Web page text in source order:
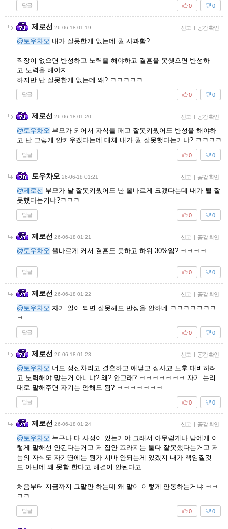
답글 0
0
제로선 26-06-18 01:19 신고 | 공감 확인
@토우차오 내가 잘못한게 없는데 뭘 사과함?
직장이 없으면 반성하고 노력을 해야하고 결혼을 못햇으면 반성하
고 노력을 해야지
하지만 난 잘못한게 없는데 왜? ㅋㅋㅋㅋㅋ
답글 0
0
제로선 26-06-18 01:20 신고 | 공감 확인
@토우차오 부모가 되어서 자식들 패고 잘못키웠어도 반성을 해야하
고 난 그렇게 안키우겠다는데 대체 내가 뭘 잘못햇다는거냐? ㅋㅋㅋㅋ
답글 0
0
토우차오 26-06-18 01:21 신고 | 공감 확인
@제로선 부모가 날 잘못키웠어도 난 올바르게 크겠다는데 내가 뭘 잘
못했다는거냐?ㅋㅋㅋ
답글 0
0
제로선 26-06-18 01:21 신고 | 공감 확인
@토우차오 올바르게 커서 결혼도 못하고 하위 30%임? ㅋㅋㅋㅋ
답글 0
0
제로선 26-06-18 01:22 신고 | 공감 확인
@토우차오 자기 일이 되면 잘못해도 반성을 안하네 ㅋㅋㅋㅋㅋㅋㅋ
ㅋ
답글 0
0
제로선 26-06-18 01:23 신고 | 공감 확인
@토우차오 너도 정신차리고 결혼하고 애낳고 집사고 노후 대비하려
고 노력해야 맞는거 아니냐? 왜? 안그래? ㅋㅋㅋㅋㅋㅋㅋ 자기 논리
대로 말해주면 자기는 안해도 됨? ㅋㅋㅋㅋㅋㅋㅋ
답글 0
0
제로선 26-06-18 01:24 신고 | 공감 확인
@토우차오 누구나 다 사정이 있는거야 그래서 아무렇게나 남에게 이
렇게 말해선 안된다는거고 저 집안 꼬라지는 둘다 잘못했다는거고 저
놈의 자식도 자기딴에는 뭔가 시바 안되는게 있겠지 내가 책임질것
도 아닌데 왜 못함 한다고 해결이 안된다고
처음부터 지금까지 그말만 하는데 왜 말이 이렇게 안통하는거냐 ㅋㅋ
ㅋㅋ
답글 0
0